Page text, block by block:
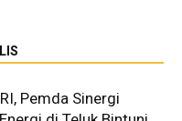
Pemda Sinergi